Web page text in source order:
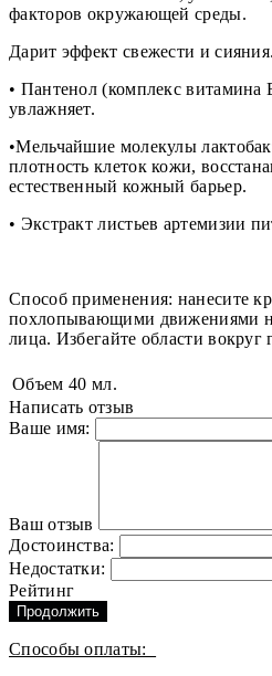
факторов окружающей среды.
Дарит эффект свежести и сияния.
• Пантенол (комплекс витамина
увлажняет.
•Мельчайшие молекулы
плотность клеток кожи,
естественный кожный барьер.
• Экстракт листьев артемизии
Способ применения: нанесите
похлопывающими движениями
лица. Избегайте области вокруг
Объем 40 мл.
Написать отзыв
Ваше имя:
Ваш отзыв
Достоинства:
Недостатки:
Рейтинг
Продолжить
Способы оплаты: